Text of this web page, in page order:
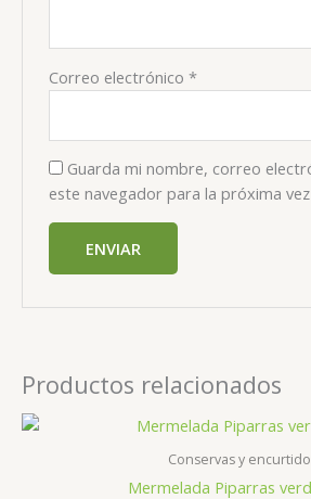
Correo electrónico*
Guarda mi nombre, correo
este navegador para la próxima
Productos relacionados
Conservas y
Mermelada Piparras